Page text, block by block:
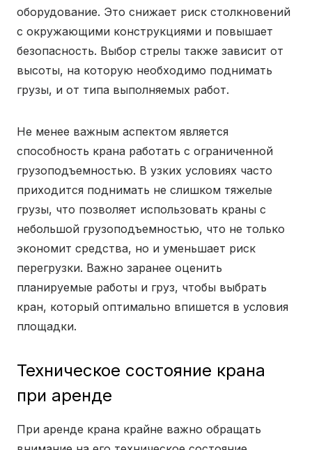
оборудование. Это снижает риск столкновений
с окружающими конструкциями и повышает
безопасность. Выбор стрелы также зависит от
высоты, на которую необходимо поднимать
грузы, и от типа выполняемых работ.
Не менее важным аспектом является
способность крана работать с ограниченной
грузоподъемностью. В узких условиях часто
приходится поднимать не слишком тяжелые
грузы, что позволяет использовать краны с
небольшой грузоподъемностью, что не только
экономит средства, но и уменьшает риск
перегрузки. Важно заранее оценить
планируемые работы и груз, чтобы выбрать
кран, который оптимально впишется в условия
площадки.
Техническое состояние крана
при аренде
При аренде крана крайне важно обращать